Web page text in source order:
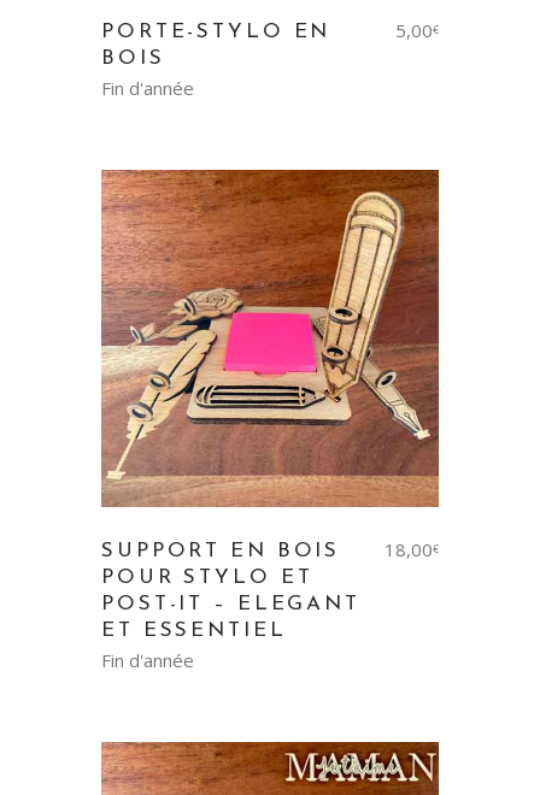
PORTE-STYLO EN
BOIS
5,00€
Fin d'année
SUPPORT EN BOIS
POUR STYLO ET
POST-IT – ELEGANT
ET ESSENTIEL
18,00€
Fin d'année